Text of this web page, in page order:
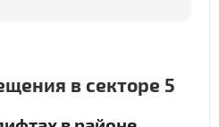
в секторе 5